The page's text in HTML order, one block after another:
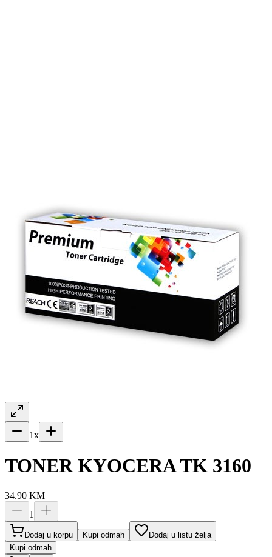
1x
TONER KYOCERA TK 3160
34.90 KM
1
Dodaj u korpu Kupi odmah
Dodaj u listu želja
Kupi odmah